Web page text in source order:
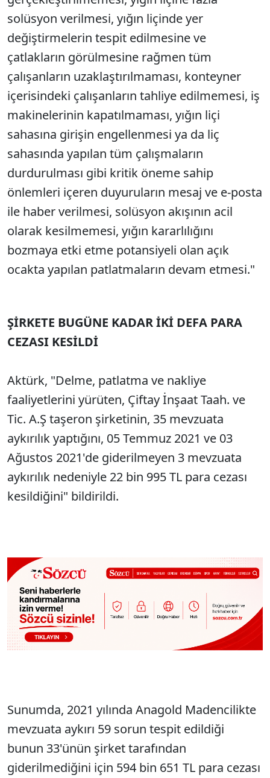
solüsyon verilmesi, yığın liçinde yer
değiştirmelerin tespit edilmesine ve
çatlakların görülmesine rağmen tüm
çalışanların uzaklaştırılmaması, konteyner
içerisindeki çalışanların tahliye edilmemesi, iş
makinelerinin kapatılmaması, yığın liçi
sahasına girişin engellenmesi ya da liç
sahasında yapılan tüm çalışmaların
durdurulması gibi kritik öneme sahip
önlemleri içeren duyuruların mesaj ve e-posta
ile haber verilmesi, solüsyon akışının acil
olarak kesilmemesi, yığın kararlılığını
bozmaya etki etme potansiyeli olan açık
ocakta yapılan patlatmaların devam etmesi."
ŞİRKETE BUGÜNE KADAR İKİ DEFA PARA
CEZASI KESİLDİ
Aktürk, "Delme, patlatma ve nakliye
faaliyetlerini yürüten, Çiftay İnşaat Taah. ve
Tic. A.Ş taşeron şirketinin, 35 mevzuata
aykırılık yaptığını, 05 Temmuz 2021 ve 03
Ağustos 2021'de giderilmeyen 3 mevzuata
aykırılık nedeniyle 22 bin 995 TL para cezası
kesildiğini" bildirildi.
Sunumda, 2021 yılında Anagold Madencilikte
mevzuata aykırı 59 sorun tespit edildiği
bunun 33'ünün şirket tarafından
giderilmediğini için 594 bin 651 TL para cezası